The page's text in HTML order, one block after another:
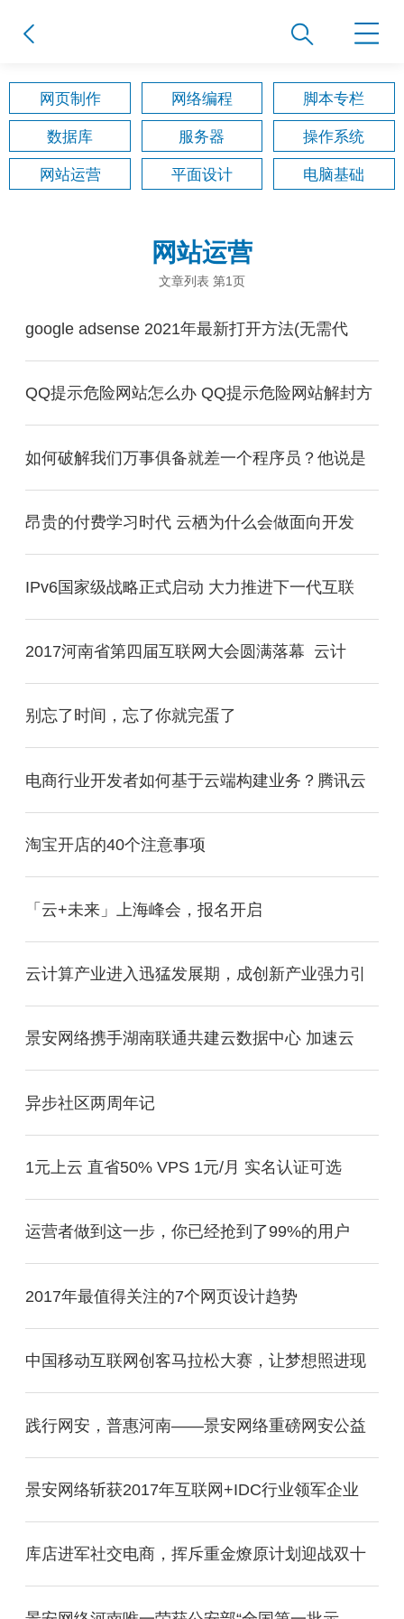
网页制作 网络编程 脚本专栏
数据库 服务器 操作系统
网站运营 平面设计 电脑基础
网站运营
文章列表 第1页
google adsense 2021年最新打开方法(无需代
QQ提示危险网站怎么办 QQ提示危险网站解封方
如何破解我们万事俱备就差一个程序员？他说是
昂贵的付费学习时代 云栖为什么会做面向开发
IPv6国家级战略正式启动 大力推进下一代互联
2017河南省第四届互联网大会圆满落幕 云计
别忘了时间，忘了你就完蛋了
电商行业开发者如何基于云端构建业务？腾讯云
淘宝开店的40个注意事项
「云+未来」上海峰会，报名开启
云计算产业进入迅猛发展期，成创新产业强力引
景安网络携手湖南联通共建云数据中心 加速云
异步社区两周年记
1元上云 直省50% VPS 1元/月 实名认证可选
运营者做到这一步，你已经抢到了99%的用户
2017年最值得关注的7个网页设计趋势
中国移动互联网创客马拉松大赛，让梦想照进现
践行网安，普惠河南——景安网络重磅网安公益
景安网络斩获2017年互联网+IDC行业领军企业
库店进军社交电商，挥斥重金燎原计划迎战双十